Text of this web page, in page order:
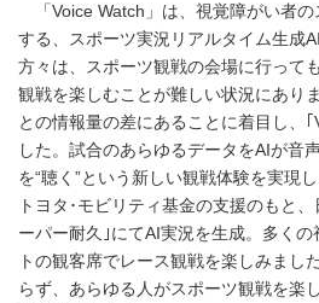
「Voice Watch」は、視覚障がい者の
する、スポーツ実況リアルタイム生成
方々は、スポーツ観戦の会場に行って
観戦を楽しむことが難しい状況にあり
との情報量の差にあることに着目し、
した。試合のあらゆるデータをAIが音
を“聴く”という新しい観戦体験を実現
トヨタ･モビリティ基金の支援のもと
ーパー耐久｣にてAI実況を生成。多く
トの観客席でレース観戦を楽しみまし
らず、あらゆる人がスポーツ観戦を楽